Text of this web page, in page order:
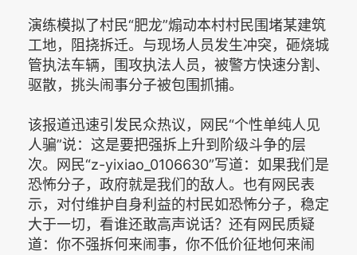
演练模拟了村民“肥龙”煽动本村村民围堵某建筑
工地，阻挠拆迁。与现场人员发生冲突，砸烧城
管执法车辆，围攻执法人员，被警方快速分割、
驱散，挑头闹事分子被包围抓捕。
该报道迅速引发民众热议，网民“个性单纯人见
人骗”说：这是要把强拆上升到阶级斗争的层
次。网民“z-yixiao_0106630”写道：如果我们是
恐怖分子，政府就是我们的敌人。也有网民表
示，对付维护自身利益的村民如恐怖分子，稳定
大于一切，看谁还敢高声说话？还有网民质疑
道：你不强拆何来闹事，你不低价征地何来闹